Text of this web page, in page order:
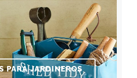
PARA JARDINEROS